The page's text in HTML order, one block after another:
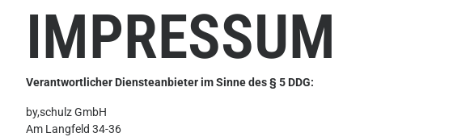
IMPRESSUM
Verantwortlicher Diensteanbieter im Sinne des § 5 DDG:
by,schulz GmbH
Am Langfeld 34-36